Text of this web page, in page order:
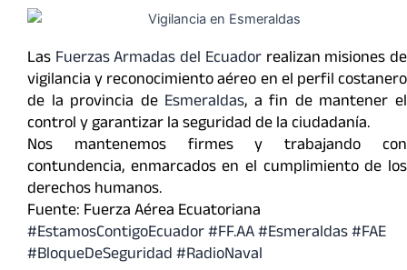
Las Fuerzas Armadas del Ecuadorrealizan misiones de
vigilancia y reconocimiento aéreo en el perfil costanero
de la provincia de Esmeraldas, a fin de mantener el
control y garantizar la seguridad de la ciudadanía.
Nos mantenemos firmes y trabajando con
contundencia, enmarcados en el cumplimiento de los
derechos humanos.
Fuente: Fuerza Aérea Ecuatoriana
#EstamosContigoEcuador #FF.AA #Esmeraldas #FAE
#BloqueDeSeguridad #RadioNaval